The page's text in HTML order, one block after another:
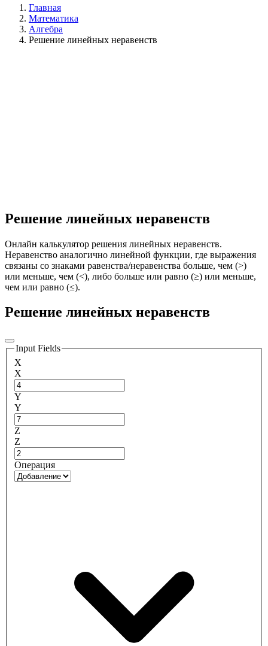
Главная
Математика
Алгебра
Решение линейных неравенств
Решение линейных неравенств
Онлайн калькулятор решения линейных неравенств.
Неравенство аналогично линейной функции, где выражения
связаны со знаками равенства/неравенства больше, чем (>)
или меньше, чем (<), либо больше или равно (≥) или меньше,
чем или равно (≤).
Решение линейных неравенств
Input Fields
X
X
Y
Y
Z
Z
Операция